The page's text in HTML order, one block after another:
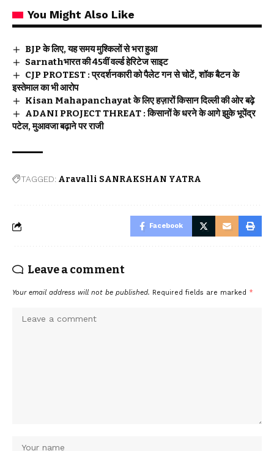
You Might Also Like
BJP के लिए, यह समय मुश्किलों से भरा हुआ
Sarnathभारत की 45वीं वर्ल्ड हेरिटेज साइट
CJP PROTEST : प्रदर्शनकारी को पैलेट गन से चोटें, शॉक बैटन के
इस्तेमाल का भी आरोप
Kisan Mahapanchayat के लिए हज़ारों किसान दिल्ली की ओर बढ़े
ADANI PROJECT THREAT : किसानों के धरने के आगे झुके भूपेंद्र
पटेल, मुआवजा बढ़ाने पर राजी
TAGGED: Aravalli SANRAKSHAN YATRA
Facebook
Leave a comment
Your email address will not be published. Required fields are marked *